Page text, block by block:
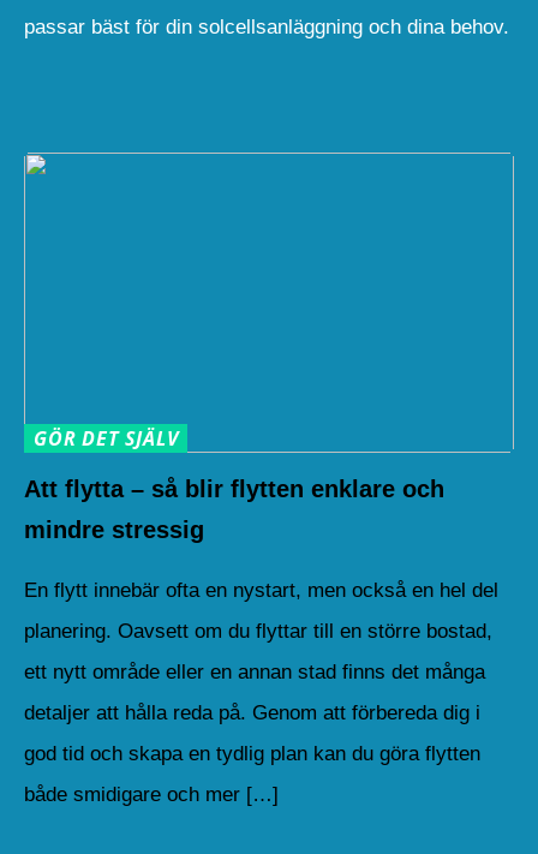
passar bäst för din solcellsanläggning och dina behov.
GÖR DET SJÄLV
Att flytta – så blir flytten enklare och
mindre stressig
En flytt innebär ofta en nystart, men också en hel del
planering. Oavsett om du flyttar till en större bostad,
ett nytt område eller en annan stad finns det många
detaljer att hålla reda på. Genom att förbereda dig i
god tid och skapa en tydlig plan kan du göra flytten
både smidigare och mer […]